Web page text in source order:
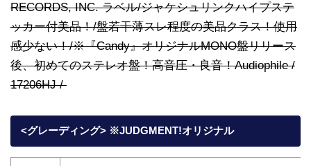
RECORDS, INC. ラベル/ジャケシュリンクハイプステ
ッカー付美品！/盤若干薄スレ程度の美品クラス！使用
感少ない！/※『Candy』オリジナルMONO盤リリース
後、初めてのステレオ盤！高音圧・良音！Audiophile /
17206HJ /
<グレーディング> ※JUDGMENT!オリジナル